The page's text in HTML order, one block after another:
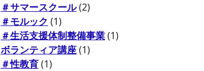
＃サマースクール(2)
＃モルック (1)
＃生活支援体制整備事業(1)
ボランティア講座(1)
＃性教育(1)